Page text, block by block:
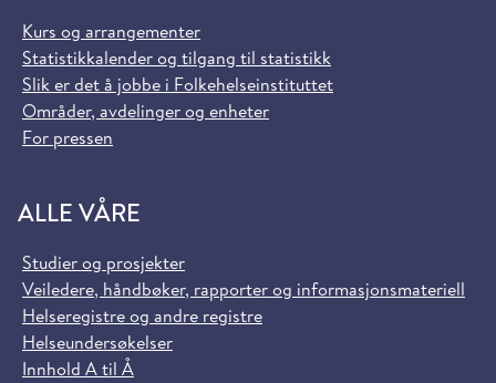
Kurs og arrangementer
Statistikkalender og tilgang til statistikk
Slik er det å jobbe i Folkehelseinstituttet
Områder, avdelinger og enheter
For pressen
ALLE VÅRE
Studier og prosjekter
Veiledere, håndbøker, rapporter og informasjonsmateriell
Helseregistre og andre registre
Helseundersøkelser
Innhold A til Å